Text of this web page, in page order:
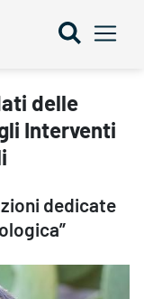
presentate per gli
delle
Interventi
dedicate